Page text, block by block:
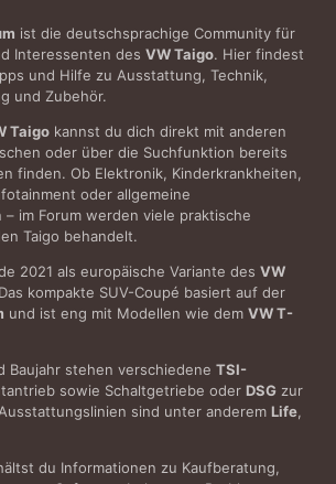
ist die deutschsprachige Community für
Interessenten des VW Taigo. Hier findest
und Hilfe zu Ausstattung, Technik,
und Zubehör.
Taigo kannst du dich direkt mit anderen
oder über die Suchfunktion bereits
finden. Ob Elektronik, Kinderkrankheiten,
oder allgemeine
im Forum werden viele praktische
Taigo behandelt.
2021 als europäische Variante des VW
kompakte SUV-Coupé basiert auf der
und ist eng mit Modellen wie dem VW T-
Baujahr stehen verschiedene TSI-
sowie Schaltgetriebe oder DSG zur
sind unter anderem Life,
du Informationen zu Kaufberatung,